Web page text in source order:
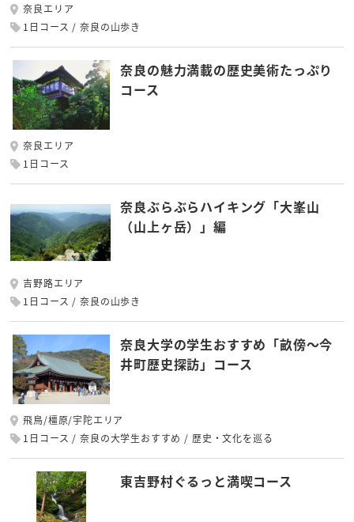
奈良エリア
1日コース
奈良の山歩き
奈良の魅力満載の歴史美術たっぷり
コース
奈良エリア
1日コース
奈良ぶらぶらハイキング「大峯山
（山上ヶ岳）」編
吉野路エリア
1日コース
奈良の山歩き
奈良大学の学生おすすめ「畝傍～今
井町歴史探訪」コース
飛鳥/橿原/宇陀エリア
1日コース
奈良の大学生おすすめ 歴史・文化を巡る
東吉野村ぐるっと満喫コース